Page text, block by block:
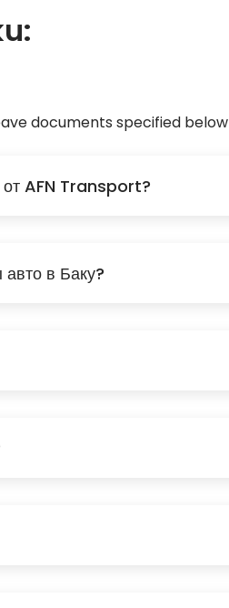
documents specified below
от AFN Transport?
в Баку?